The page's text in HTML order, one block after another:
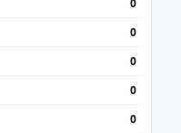
0
0
0
0